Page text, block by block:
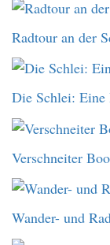
Radtour an der
Die Schlei:
Verschneiter
Wander- und